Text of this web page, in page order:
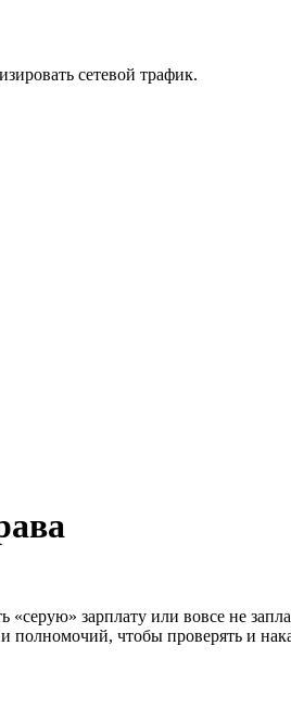
сетевой трафик.
зарплату или вовсе не
чтобы проверять и